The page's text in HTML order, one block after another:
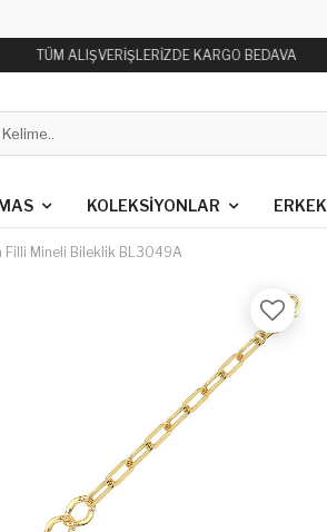
TÜM ALIŞVERİŞLERİZDE KARGO BEDAVA
KOLEKSIYONLAR ERKEK
Filli Mineli Bileklik BL3049A